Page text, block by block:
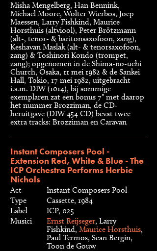
Misha Mengelberg, Han Bennink,
Michael Moore, Wolter Wierbos, Joep
Maessen, Larry Fishkind, Maurice
Horsthuis (altviool), Peter Brötzmann
(alt-, tenor- & baritonsaxofoon, zang),
Keshavan Maslak (alt- & tenorsaxofoon,
zang) & Toshinori Kondo (trompet,
zang); opgenomen in de Shima-no-uchi
Church, Osaka, 11 mei 1982 & de Sankei
Hall, Tokio, 17 mei 1982, uitgebracht
i.s.m. DIW (1014), bij sommige
exemplaren zat een bonus 7" met daarop
het nummer Brozziman, de CD-
heruitgave (DIW 454 CD) bevat twee
extra tracks: Brozziman en Caravan
Instant Composers Pool -
Extension Red, White & Blue - The
ICP Orchestra Performs Herbie
Nichols
Act
Instant Composers Pool
Type
Cassette, 1984
Label
ICP, 025
Musici
Ernst Reijseger, Larry
Fishkind, Maurice Horsthuis,
Paul Termos, Sean Bergin,
Toon de Gouw